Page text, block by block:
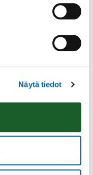
Näytä tiedot